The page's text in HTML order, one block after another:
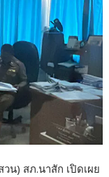
น) สภ.นาสัก เปิดเผย